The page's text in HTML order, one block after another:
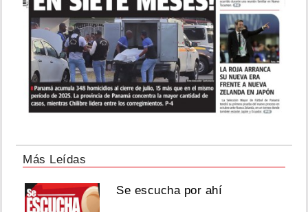
Más Leídas
Se escucha por ahí